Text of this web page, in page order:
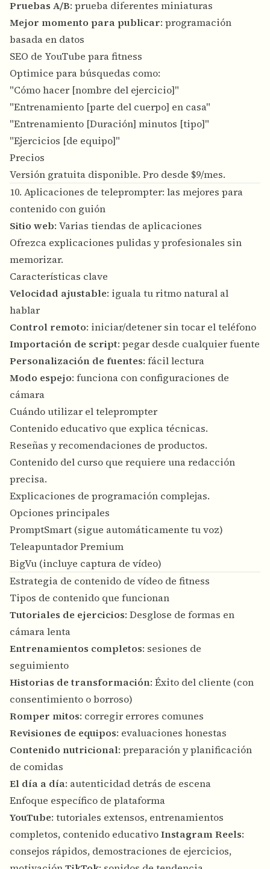
Pruebas A/B: prueba diferentes miniaturas
Mejor momento para publicar: programación
basada en datos
SEO de YouTube para fitness
Optimice para búsquedas como:
"Cómo hacer [nombre del ejercicio]"
"Entrenamiento [parte del cuerpo] en casa"
"Entrenamiento [Duración] minutos [tipo]"
"Ejercicios [de equipo]"
Precios
Versión gratuita disponible. Pro desde $9/mes.
10. Aplicaciones de teleprompter: las mejores para
contenido con guión
Sitio web: Varias tiendas de aplicaciones
Ofrezca explicaciones pulidas y profesionales sin
memorizar.
Características clave
Velocidad ajustable: iguala tu ritmo natural al
hablar
Control remoto: iniciar/detener sin tocar el teléfono
Importación de script: pegar desde cualquier fuente
Personalización de fuentes: fácil lectura
Modo espejo: funciona con configuraciones de
cámara
Cuándo utilizar el teleprompter
Contenido educativo que explica técnicas.
Reseñas y recomendaciones de productos.
Contenido del curso que requiere una redacción
precisa.
Explicaciones de programación complejas.
Opciones principales
PromptSmart (sigue automáticamente tu voz)
Teleapuntador Premium
BigVu (incluye captura de vídeo)
Estrategia de contenido de vídeo de fitness
Tipos de contenido que funcionan
Tutoriales de ejercicios: Desglose de formas en
cámara lenta
Entrenamientos completos: sesiones de
seguimiento
Historias de transformación: Éxito del cliente (con
consentimiento o borroso)
Romper mitos: corregir errores comunes
Revisiones de equipos: evaluaciones honestas
Contenido nutricional: preparación y planificación
de comidas
El día a día: autenticidad detrás de escena
Enfoque específico de plataforma
YouTube: tutoriales extensos, entrenamientos
completos, contenido educativoInstagram Reels:
consejos rápidos, demostraciones de ejercicios,